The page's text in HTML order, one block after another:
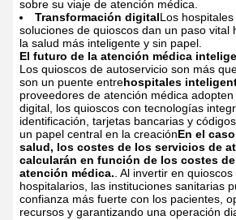
sobre su viaje de atención médica.
Transformación digitalLos
soluciones de quioscos dan un paso vital
la salud más inteligente y sin papel.
El futuro de la atención médica
Los quioscos de autoservicio son más
son un puente entrehospitales
proveedores de atención médica
digital, los quioscos con tecnologías
identificación, tarjetas bancarias y
un papel central en la creaciónEn el
salud, los costes de los servicios de
calcularán en función de los costes
atención médica.. Al invertir en
hospitalarios, las instituciones sanitarias
confianza más fuerte con los pacientes,
recursos y garantizando una operación